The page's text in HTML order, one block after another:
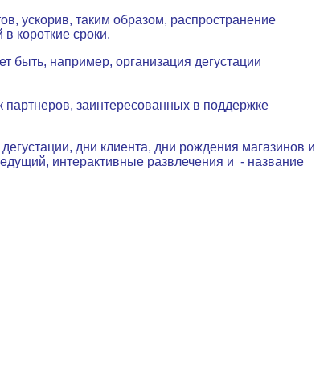
ускорив, таким образом, распространение
короткие сроки.
быть, например, организация дегустации
партнеров, заинтересованных в поддержке
дни клиента, дни рождения магазинов и
интерактивные развлечения и - название